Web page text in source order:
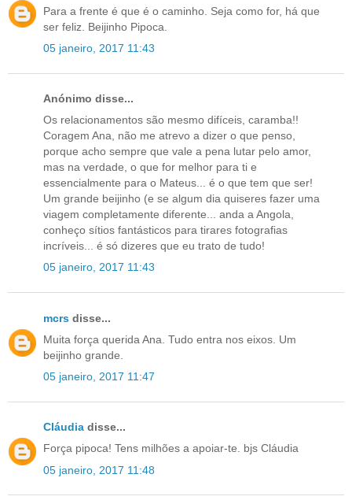
Para a frente é que é o caminho. Seja como for, há que
ser feliz. Beijinho Pipoca.
05 janeiro, 2017 11:43
Anónimo disse...
Os relacionamentos são mesmo difíceis, caramba!!
Coragem Ana, não me atrevo a dizer o que penso,
porque acho sempre que vale a pena lutar pelo amor,
mas na verdade, o que for melhor para ti e
essencialmente para o Mateus... é o que tem que ser!
Um grande beijinho (e se algum dia quiseres fazer uma
viagem completamente diferente... anda a Angola,
conheço sítios fantásticos para tirares fotografias
incríveis... é só dizeres que eu trato de tudo!
05 janeiro, 2017 11:43
mcrs disse...
Muita força querida Ana. Tudo entra nos eixos. Um
beijinho grande.
05 janeiro, 2017 11:47
Cláudia disse...
Força pipoca! Tens milhões a apoiar-te. bjs Cláudia
05 janeiro, 2017 11:48